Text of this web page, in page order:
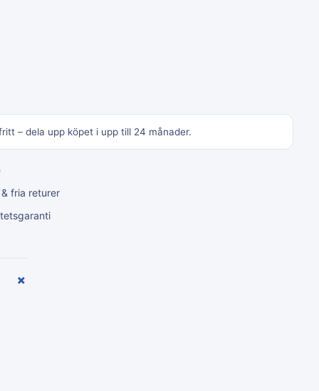
– dela upp köpet i upp till 24 månader.
fria returer
+